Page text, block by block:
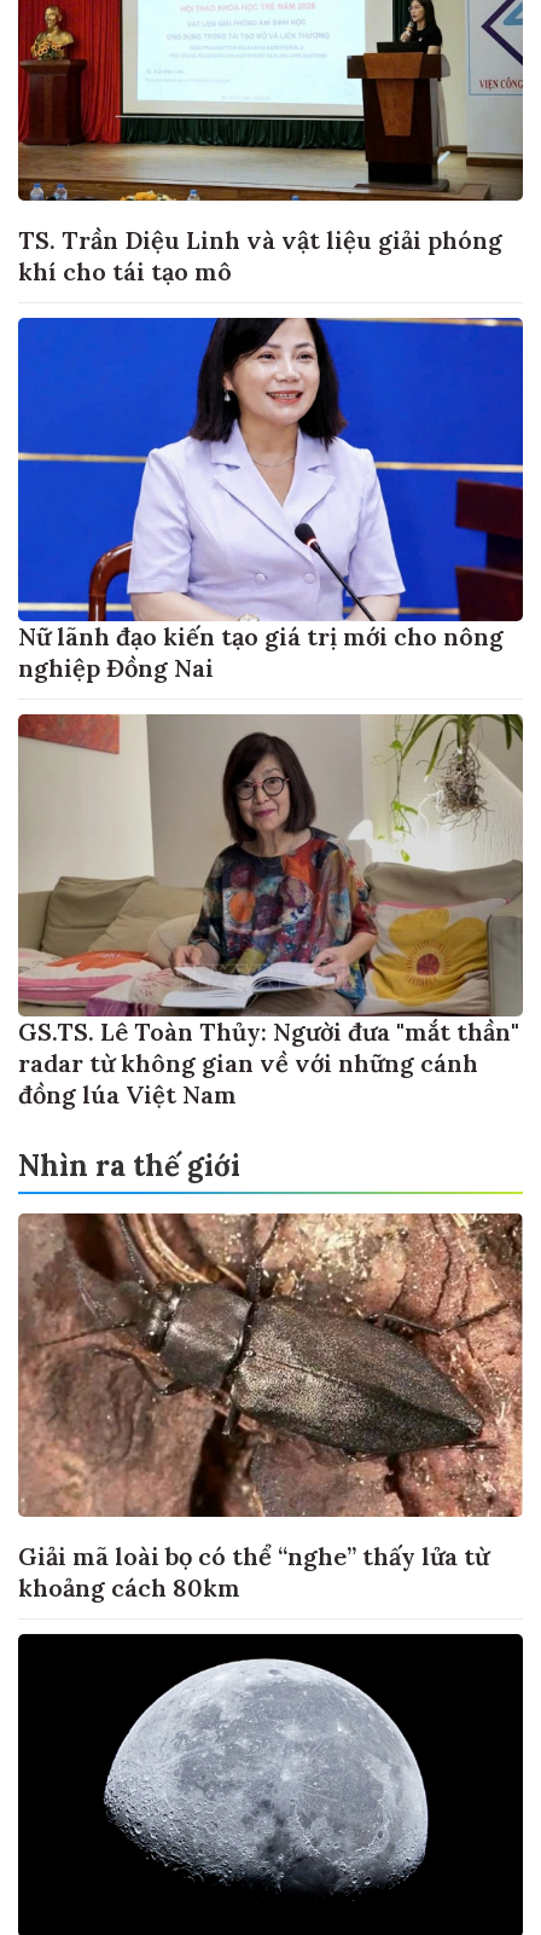
TS. Trần Diệu Linh và vật liệu giải phóng
khí cho tái tạo mô
Nữ lãnh đạo kiến tạo giá trị mới cho nông
nghiệp Đồng Nai
GS.TS. Lê Toàn Thủy: Người đưa "mắt thần"
radar từ không gian về với những cánh
đồng lúa Việt Nam
Nhìn ra thế giới
Giải mã loài bọ có thể “nghe” thấy lửa từ
khoảng cách 80km